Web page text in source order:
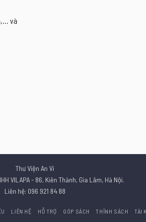
và
Thư Viện An Vi
VILAPA - 86, Kiên Thành, Gia Lâm, Hà Nội.
Liên hệ: 096 921 84 88
LIÊN HỆ HỖ TRỢ GÓP SÁCH THỈNH SÁCH TÀI